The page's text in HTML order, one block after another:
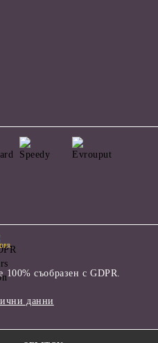
съобразен с GDPR.
данни